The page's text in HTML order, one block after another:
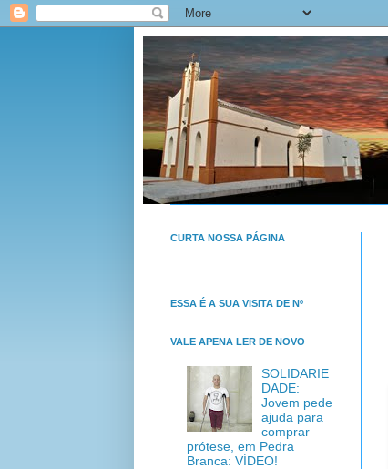
CURTA NOSSA PÁGINA
ESSA É A SUA VISITA DE Nº
VALE APENA LER DE NOVO
SOLIDARIE
DADE:
Jovem pede
ajuda para
comprar
prótese, em Pedra
Branca: VÍDEO!